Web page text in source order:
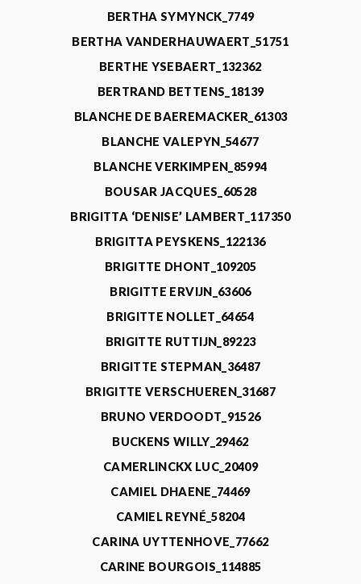
BERTHA SYMYNCK_7749
BERTHA VANDERHAUWAERT_51751
BERTHE YSEBAERT_132362
BERTRAND BETTENS_18139
BLANCHE DE BAEREMACKER_61303
BLANCHE VALEPYN_54677
BLANCHE VERKIMPEN_85994
BOUSAR JACQUES_60528
BRIGITTA ‘DENISE’ LAMBERT_117350
BRIGITTA PEYSKENS_122136
BRIGITTE DHONT_109205
BRIGITTE ERVIJN_63606
BRIGITTE NOLLET_64654
BRIGITTE RUTTIJN_89223
BRIGITTE STEPMAN_36487
BRIGITTE VERSCHUEREN_31687
BRUNO VERDOODT_91526
BUCKENS WILLY_29462
CAMERLINCKX LUC_20409
CAMIEL DHAENE_74469
CAMIEL REYNÉ_58204
CARINA UYTTENHOVE_77662
CARINE BOURGOIS_114885